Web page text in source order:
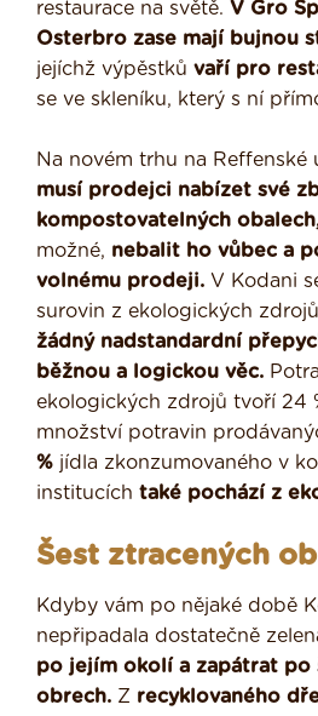
restaurace na světě. V Gro
Osterbro zase mají bujnou
jejíchž výpěstků vaří pro
se ve skleníku, který s ní
Na novém trhu na Reffenské
musí prodejci nabízet své
kompostovatelných
možné, nebalit ho vůbec a
volnému prodeji. V Kodani
surovin z ekologických zdrojů
žádný nadstandardní
běžnou a logickou věc.
ekologických zdrojů tvoří 24
množství potravin
% jídla zkonzumovaného v
institucích také pochází z
Šest ztracených
Kdyby vám po nějaké době
nepřipadala dostatečně
po jejím okolí a zapátrat po
obrech. Z recyklovaného